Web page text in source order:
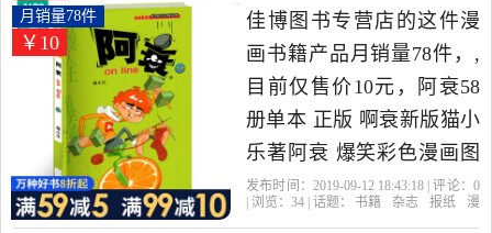
是2019年葫芦弟弟图书专
营店精选书籍,杂志,报纸当
中性价比很高的漫画书
籍，由福建 福州发货。
版猫小乐月销量78件仅售10元
￥10
月销量78件
佳博图书专营店的这件漫
画书籍产品月销量78件，,
目前仅售价10元，阿衰58
册单本 正版 啊衰新版猫小
乐著阿衰 爆笑彩色漫画图
书 儿童书籍幽默搞笑小学
发布时间：2019-09-12 18:43:18 | 评论： 0
| 浏览： 34 | 话题： 书籍 杂志 报纸
漫